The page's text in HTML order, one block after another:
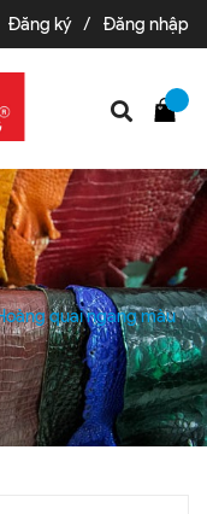
Đăng ký / Đăng nhập
quai ngang màu